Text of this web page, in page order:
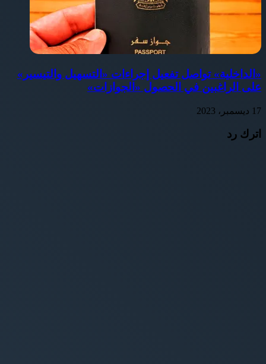
«الداخلية» تواصل تفعيل إجراءات «التسهيل والتيسير»
على الراغبين في الحصول «الجوازات»
17 ديسمبر، 2023
اترك رد